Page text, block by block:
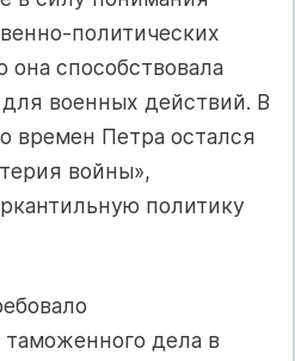
политических
она способствовала
военных действий. В
времен Петра остался
войны»,
политику
дела в